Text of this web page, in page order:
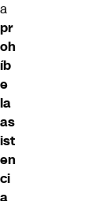
a
pr
oh
íb
e
la
as
ist
en
ci